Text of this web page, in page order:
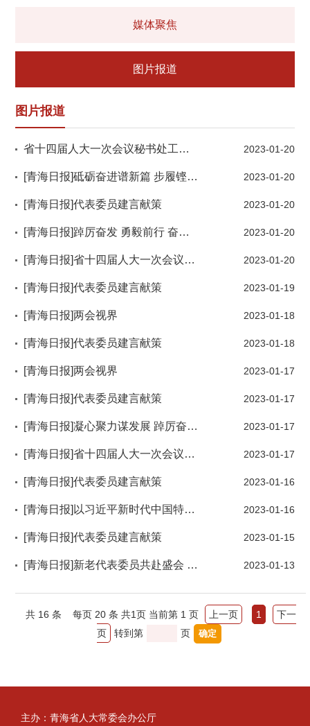
媒体聚焦
图片报道
图片报道
省十四届人大一次会议秘书处工作总结暨表彰会召开 2023-01-20
[青海日报]砥砺奋进谱新篇 步履铿锵阔步行——省十四届人大一次会议闭幕侧记 2023-01-20
[青海日报]代表委员建言献策 2023-01-20
[青海日报]踔厉奋发 勇毅前行 奋力谱写全面建设社会主义现代化国家的青海篇章——2023年全省两会精彩回放 2023-01-20
[青海日报]省十四届人大一次会议胜利闭幕陈刚当选省人大常委会主任 吴晓军当选省人民政府省长王黎明杨逢春尼玛卓玛刘同德张黄元吕刚当选省人大常委会副主任王卫东才让太刘涛杨志文刘超李宏亚何录春王海红当选省人民政府副省长汪洋当选省监察委员会主任 张泽军当选省高级人民法院院长查庆九当选省人民检察院检察长陈刚主持并讲话 吴晓军多杰热旦公保扎西出席 2023-01-20
[青海日报]代表委员建言献策 2023-01-19
[青海日报]两会视界 2023-01-18
[青海日报]代表委员建言献策 2023-01-18
[青海日报]两会视界 2023-01-17
[青海日报]代表委员建言献策 2023-01-17
[青海日报]凝心聚力谋发展 踔厉奋发勇向前——政府工作报告在代表委员中引起强烈反响 2023-01-17
[青海日报]省十四届人大一次会议举行第二次全体会议 2023-01-17
[青海日报]代表委员建言献策 2023-01-16
[青海日报]以习近平新时代中国特色社会主义思想为指引奋力谱写全面建设社会主义现代化国家的青海篇章省十四届人大一次会议隆重开幕陈刚主持 吴晓军作政府工作报告 2023-01-16
[青海日报]代表委员建言献策 2023-01-15
[青海日报]新老代表委员共赴盛会 青海步入“两会”时间 2023-01-13
共16 条 每页 20 条 共1页 当前第 1 页 上一页 1
下一
页
转到第 页
主办：青海省人大常委会办公厅